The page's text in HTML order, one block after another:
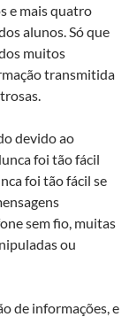
e mais quatro
alunos. Só que
muitos
transmitida
devido ao
foi tão fácil
foi tão fácil se
sem fio, muitas
ou
de informações, e